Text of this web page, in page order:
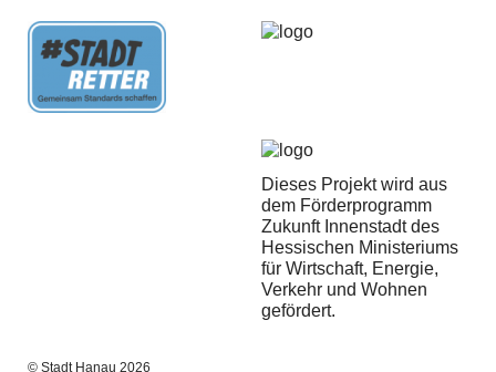
Dieses Projekt wird aus
dem Förderprogramm
Zukunft Innenstadt des
Hessischen Ministeriums
für Wirtschaft, Energie,
Verkehr und Wohnen
gefördert.
© Stadt Hanau 2026